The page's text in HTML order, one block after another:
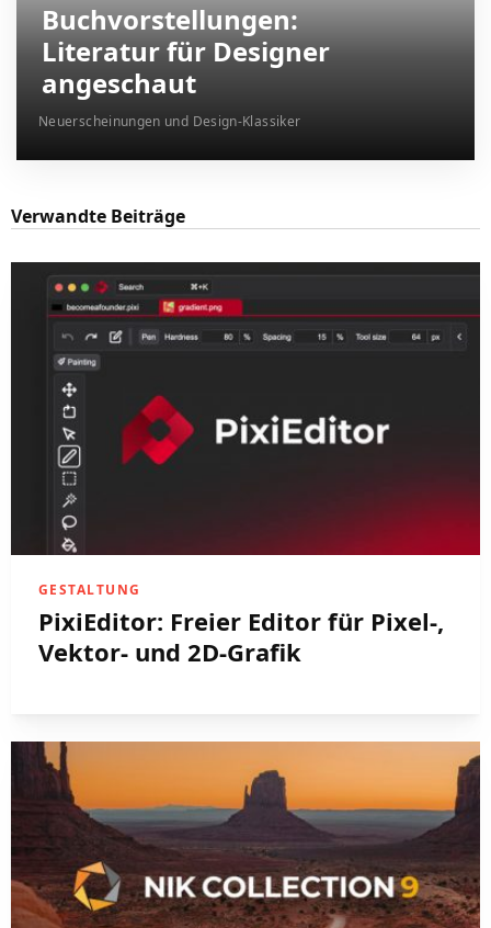
Buchvorstellungen:
Literatur für Designer
angeschaut
Neuerscheinungen und Design-Klassiker
Verwandte Beiträge
GESTALTUNG
PixiEditor: Freier Editor für Pixel-,
Vektor- und 2D-Grafik